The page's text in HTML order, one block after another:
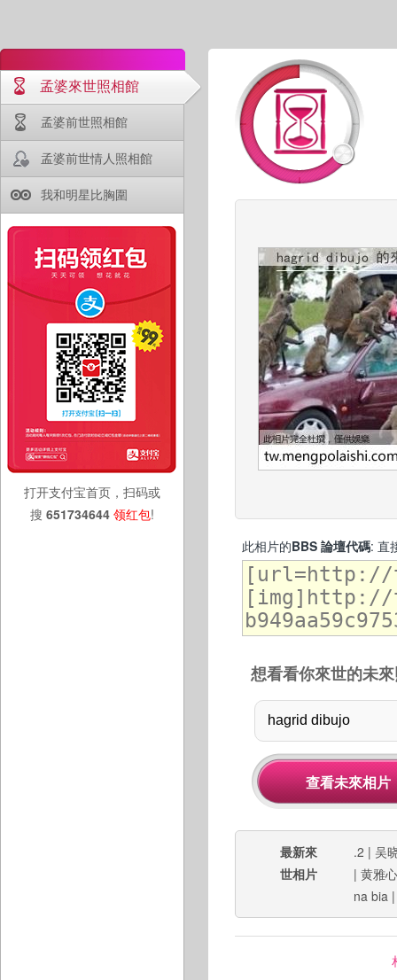
孟婆來世照相館
孟婆前世照相館
孟婆前世情人照相館
我和明星比胸圍
打开支付宝首页，扫码或
搜 651734644 领红包!
此相片的BBS 論壇代碼: 直
想看看你來世的未
最新來
世相片
.2 | 吴
| 黄雅心
na bia